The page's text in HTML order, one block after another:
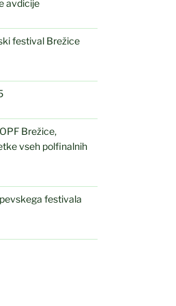
avdicije
festival Brežice
Brežice,
vseh polfinalnih
festivala